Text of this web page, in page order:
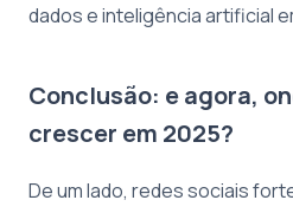
dados e inteligência artificial
Conclusão: e agora,
crescer em 2025?
De um lado, redes sociais